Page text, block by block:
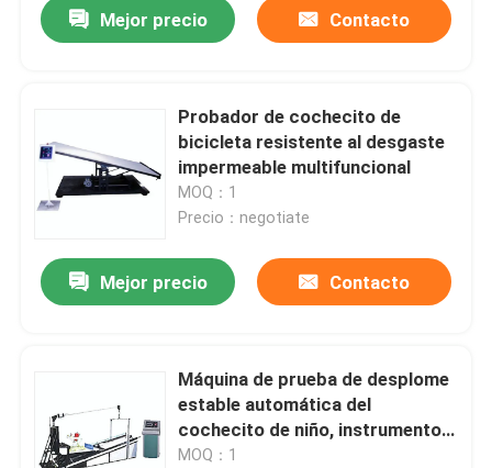
Mejor precio Contacto
Probador de cochecito de
bicicleta resistente al desgaste
impermeable multifuncional
MOQ：1
Precio：negotiate
Mejor precio Contacto
Máquina de prueba de desplome
estable automática del
cochecito de niño, instrumento
de prueba multiusos del
MOQ：1